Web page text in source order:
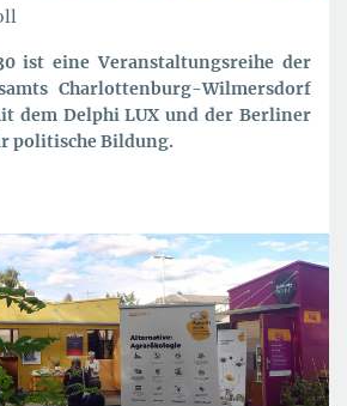
ist eine Veranstaltungsreihe der
Charlottenburg-Wilmersdorf
dem Delphi LUX und der Berliner
politische Bildung.